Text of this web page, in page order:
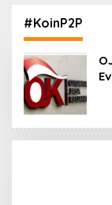
Keuangan
Terjaga
#KoinP2P